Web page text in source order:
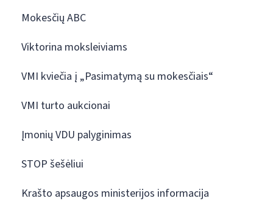
Mokesčių ABC
Viktorina moksleiviams
VMI kviečia į „Pasimatymą su mokesčiais“
VMI turto aukcionai
Įmonių VDU palyginimas
STOP šešėliui
Krašto apsaugos ministerijos informacija